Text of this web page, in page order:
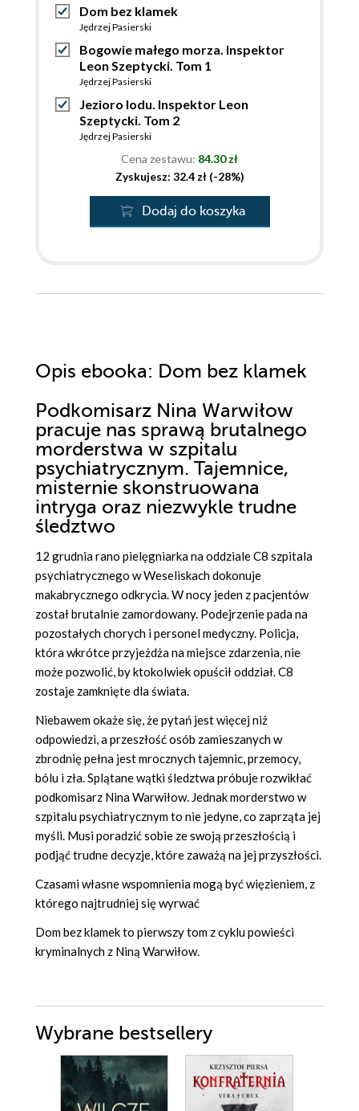
Dom bez klamek
Jędrzej Pasierski
Bogowie małego morza. Inspektor
Leon Szeptycki. Tom 1
Jędrzej Pasierski
Jezioro lodu. Inspektor Leon
Szeptycki. Tom 2
Jędrzej Pasierski
Cena zestawu: 84.30 zł
Zyskujesz: 32.4 zł (-28%)
Dodaj do koszyka
Opis ebooka: Dom bez klamek
Podkomisarz Nina Warwiłow
pracuje nas sprawą brutalnego
morderstwa w szpitalu
psychiatrycznym. Tajemnice,
misternie skonstruowana
intryga oraz niezwykle trudne
śledztwo
12 grudnia rano pielęgniarka na oddziale C8 szpitala
psychiatrycznego w Weseliskach dokonuje
makabrycznego odkrycia. W nocy jeden z pacjentów
został brutalnie zamordowany. Podejrzenie pada na
pozostałych chorych i personel medyczny. Policja,
która wkrótce przyjeżdża na miejsce zdarzenia, nie
może pozwolić, by ktokolwiek opuścił oddział. C8
zostaje zamknięte dla świata.
Niebawem okaże się, że pytań jest więcej niż
odpowiedzi, a przeszłość osób zamieszanych w
zbrodnię pełna jest mrocznych tajemnic, przemocy,
bólu i zła. Splątane wątki śledztwa próbuje rozwikłać
podkomisarz Nina Warwiłow. Jednak morderstwo w
szpitalu psychiatrycznym to nie jedyne, co zaprząta jej
myśli. Musi poradzić sobie ze swoją przeszłością i
podjąć trudne decyzje, które zaważą na jej przyszłości.
Czasami własne wspomnienia mogą być więzieniem, z
którego najtrudniej się wyrwać
Dom bez klamek to pierwszy tom z cyklu powieści
kryminalnych z Niną Warwiłow.
Wybrane bestsellery